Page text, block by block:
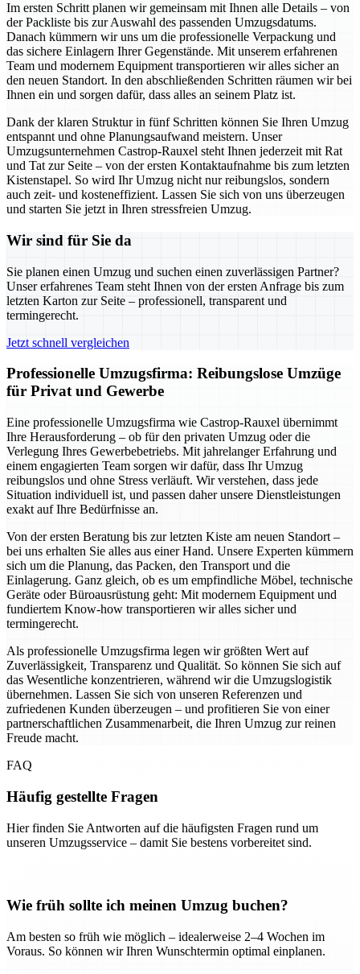
Im ersten Schritt planen wir gemeinsam mit Ihnen alle Details – von
der Packliste bis zur Auswahl des passenden Umzugsdatums.
Danach kümmern wir uns um die professionelle Verpackung und
das sichere Einlagern Ihrer Gegenstände. Mit unserem erfahrenen
Team und modernem Equipment transportieren wir alles sicher an
den neuen Standort. In den abschließenden Schritten räumen wir bei
Ihnen ein und sorgen dafür, dass alles an seinem Platz ist.
Dank der klaren Struktur in fünf Schritten können Sie Ihren Umzug
entspannt und ohne Planungsaufwand meistern. Unser
Umzugsunternehmen Castrop-Rauxel steht Ihnen jederzeit mit Rat
und Tat zur Seite – von der ersten Kontaktaufnahme bis zum letzten
Kistenstapel. So wird Ihr Umzug nicht nur reibungslos, sondern
auch zeit- und kosteneffizient. Lassen Sie sich von uns überzeugen
und starten Sie jetzt in Ihren stressfreien Umzug.
Wir sind für Sie da
Sie planen einen Umzug und suchen einen zuverlässigen Partner?
Unser erfahrenes Team steht Ihnen von der ersten Anfrage bis zum
letzten Karton zur Seite – professionell, transparent und
termingerecht.
Jetzt schnell vergleichen
Professionelle Umzugsfirma: Reibungslose Umzüge
für Privat und Gewerbe
Eine professionelle Umzugsfirma wie Castrop-Rauxel übernimmt
Ihre Herausforderung – ob für den privaten Umzug oder die
Verlegung Ihres Gewerbebetriebs. Mit jahrelanger Erfahrung und
einem engagierten Team sorgen wir dafür, dass Ihr Umzug
reibungslos und ohne Stress verläuft. Wir verstehen, dass jede
Situation individuell ist, und passen daher unsere Dienstleistungen
exakt auf Ihre Bedürfnisse an.
Von der ersten Beratung bis zur letzten Kiste am neuen Standort –
bei uns erhalten Sie alles aus einer Hand. Unsere Experten kümmern
sich um die Planung, das Packen, den Transport und die
Einlagerung. Ganz gleich, ob es um empfindliche Möbel, technische
Geräte oder Büroausrüstung geht: Mit modernem Equipment und
fundiertem Know-how transportieren wir alles sicher und
termingerecht.
Als professionelle Umzugsfirma legen wir größten Wert auf
Zuverlässigkeit, Transparenz und Qualität. So können Sie sich auf
das Wesentliche konzentrieren, während wir die Umzugslogistik
übernehmen. Lassen Sie sich von unseren Referenzen und
zufriedenen Kunden überzeugen – und profitieren Sie von einer
partnerschaftlichen Zusammenarbeit, die Ihren Umzug zur reinen
Freude macht.
FAQ
Häufig gestellte Fragen
Hier finden Sie Antworten auf die häufigsten Fragen rund um
unseren Umzugsservice – damit Sie bestens vorbereitet sind.
Wie früh sollte ich meinen Umzug buchen?
Am besten so früh wie möglich – idealerweise 2–4 Wochen im
Voraus. So können wir Ihren Wunschtermin optimal einplanen.